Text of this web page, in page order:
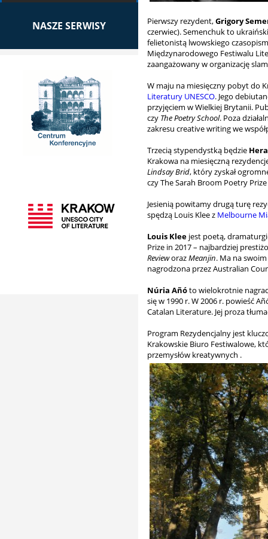
NASZE SERWISY Pierwszy rezydent,Grigory
czerwiec). Semenchuk to
felietonistą lwowskiego
Międzynarodowego Festiwalu
zaangażowany w organizację
W maju na miesięczny pobyt do
Literatury UNESCO. Jego
przyjęciem w Wielkiej Brytanii.
czy The Poetry School. Poza
zakresu creative writing we
Trzecią stypendystką będzie
Krakowa na miesięczną
Lindsay Brid, który zyskał
czy The Sarah Broom Poetry
Jesienią powitamy drugą turę
spędzą Louis Klee z Melbourne
Louis Klee jest poetą,
Prize in 2017 – najbardziej
RevieworazMeanjin. Ma na
nagrodzona przez Australian
Núria Añóto wielokrotnie
się w 1990 r. W 2006 r. powieść
Catalan Literature. Jej proza
Program Rezydencjalny jest
Krakowskie Biuro Festiwalowe,
przemysłów kreatywnych .